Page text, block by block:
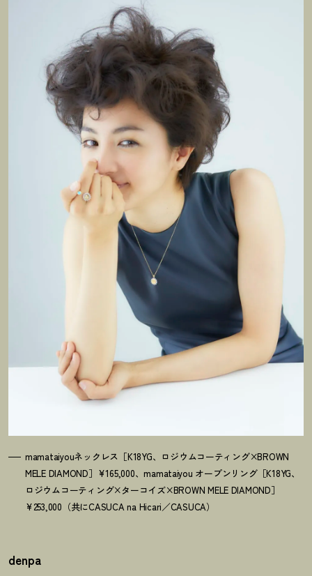
mamataiyouネックレス［K18YG、ロジウムコーティング×BROWN
MELE DIAMOND］¥165,000、mamataiyou オープンリング［K18YG、
ロジウムコーティング×ターコイズ×BROWN MELE DIAMOND］
¥253,000（共にCASUCA na Hicari／CASUCA）
denpa